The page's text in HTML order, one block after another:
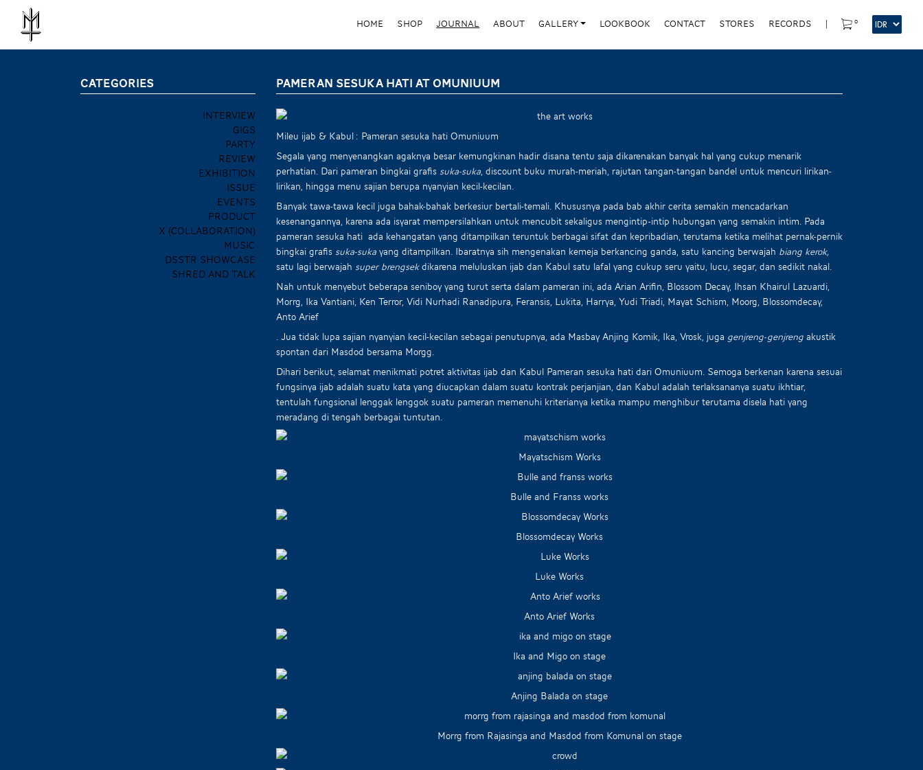
HOME SHOP JOURNAL ABOUT GALLERY LOOKBOOK CONTACT STORES RECORDS 0
PAMERAN SESUKA HATI AT OMUNIUUM
Mileu ijab & Kabul : Pameran sesuka hati Omuniuum
Segala yang menyenangkan agaknya besar kemungkinan hadir disana tentu saja dikarenakan banyak hal yang cukup menarik
perhatian. Dari pameran bingkai grafis suka-suka , discount buku murah-meriah, rajutan tangan-tangan bandel untuk mencuri lirikan-
lirikan, hingga menu sajian berupa nyanyian kecil-kecilan.
Banyak tawa-tawa kecil juga bahak-bahak berkesiur bertali-temali. Khususnya pada bab akhir cerita semakin mencadarkan
kesenangannya, karena ada isyarat mempersilahkan untuk mencubit sekaligus mengintip-intip hubungan yang semakin intim. Pada
pameran sesuka hati ada kehangatan yang ditampilkan teruntuk berbagai sifat dan kepribadian, terutama ketika melihat pernak-pernik
bingkai grafis suka-suka yang ditampilkan. Ibaratnya sih mengenakan kemeja berkancing ganda, satu kancing berwajah biang kerok,
satu lagi berwajah super brengsekdikarena meluluskan ijab dan Kabul satu lafal yang cukup seru yaitu, lucu, segar, dan sedikit nakal.
Nah untuk menyebut beberapa seniboy yang turut serta dalam pameran ini, ada Arian Arifin, Blossom Decay, Ihsan Khairul Lazuardi,
Morrg, Ika Vantiani, Ken Terror, Vidi Nurhadi Ranadipura, Feransis, Lukita, Harrya, Yudi Triadi, Mayat Schism, Moorg, Blossomdecay,
Anto Arief
. Jua tidak lupa sajian nyanyian kecil-kecilan sebagai penutupnya, ada Masbay Anjing Komik, Ika, Vrosk, juga genjreng-genjreng akustik
spontan dari Masdod bersama Morgg.
Dihari berikut, selamat menikmati potret aktivitas ijab dan Kabul Pameran sesuka hati dari Omuniuum. Semoga berkenan karena sesuai
fungsinya ijab adalah suatu kata yang diucapkan dalam suatu kontrak perjanjian, dan Kabul adalah terlaksananya suatu ikhtiar,
tentulah fungsional lenggak lenggok suatu pameran memenuhi kriterianya ketika mampu menghibur terutama disela hati yang
meradang di tengah berbagai tuntutan.
Mayatschism Works
Bulle and Franss works
Blossomdecay Works
Luke Works
Anto Arief Works
Ika and Migo on stage
Anjing Balada on stage
Morrg from Rajasinga and Masdod from Komunal on stage
CATEGORIES
INTERVIEW
GIGS
PARTY
REVIEW
EXHIBITION
ISSUE
EVENTS
PRODUCT
X (COLLABORATION)
MUSIC
DSSTR SHOWCASE
SHRED AND TALK